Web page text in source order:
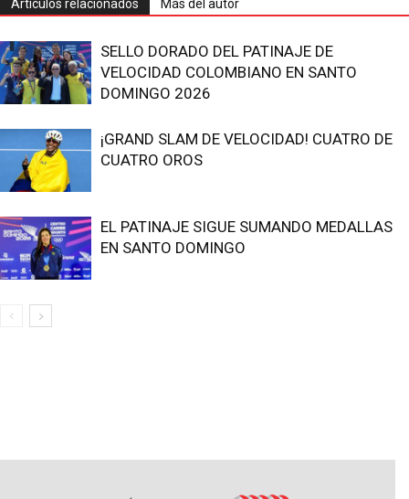
Artículos relacionados Más del autor
SELLO DORADO DEL PATINAJE DE
VELOCIDAD COLOMBIANO EN SANTO
DOMINGO 2026
¡GRAND SLAM DE VELOCIDAD! CUATRO DE
CUATRO OROS
EL PATINAJE SIGUE SUMANDO MEDALLAS
EN SANTO DOMINGO